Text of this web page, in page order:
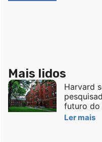
Mais lidos
Harvard
futuro do
Ler mais